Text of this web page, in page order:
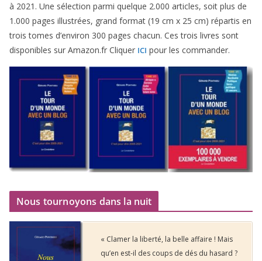
à 2021 . Une sélec­tion par­mi quelque 2.000 articles, soit plus de
1 .000 pages illus­trées, grand for­mat (19 cm x 25 cm) répar­tis en
trois tomes d’environ 300 pages cha­cun. Ces trois livres sont
dis­po­nibles sur Amazon​.fr Cliquer ICI pour les commander.
Nous tournoyons dans la nuit
« Clamer la liberté, la belle affaire ! Mais
qu’en est-il des coups de dés du hasard ?